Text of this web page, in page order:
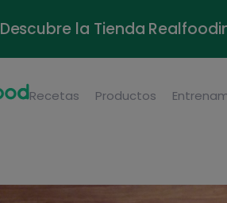
Descubre la Tienda
Recetas Productos